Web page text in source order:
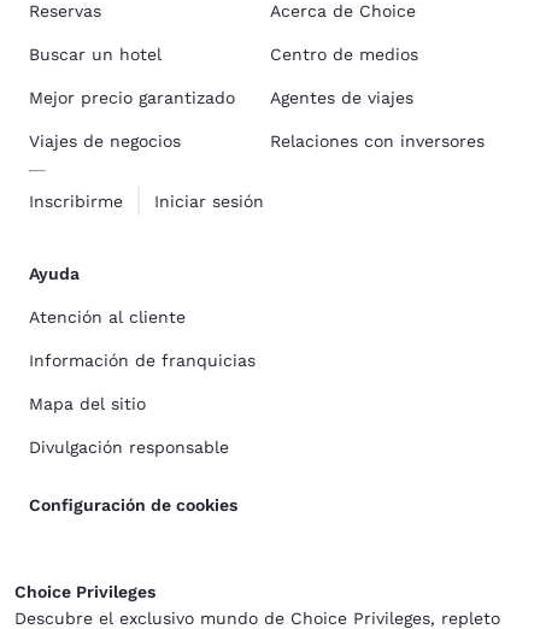
Reservas
Buscar un hotel
Mejor precio garantizado
Viajes de negocios
Inscribirme Iniciar sesión
Acerca de Choice
Centro de medios
Agentes de viajes
Relaciones con inversores
Ayuda
Atención al cliente
Información de franquicias
Mapa del sitio
Divulgación responsable
Configuración de cookies
Choice Privileges
Descubre el exclusivo mundo de Choice Privileges, repleto